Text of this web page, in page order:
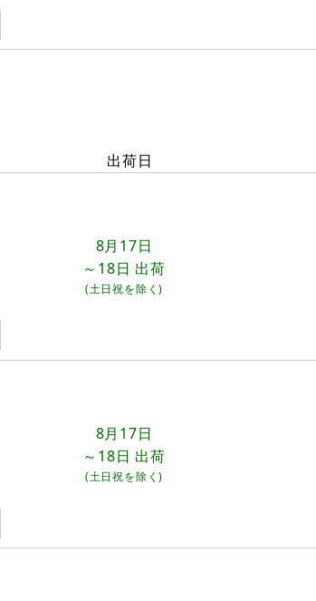
出荷日
8月17日
～18日 出荷
(土日祝を除く)
8月17日
～18日 出荷
(土日祝を除く)